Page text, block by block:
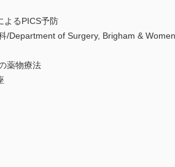
よるPICS予防
of Surgery, Brigham &
薬物療法